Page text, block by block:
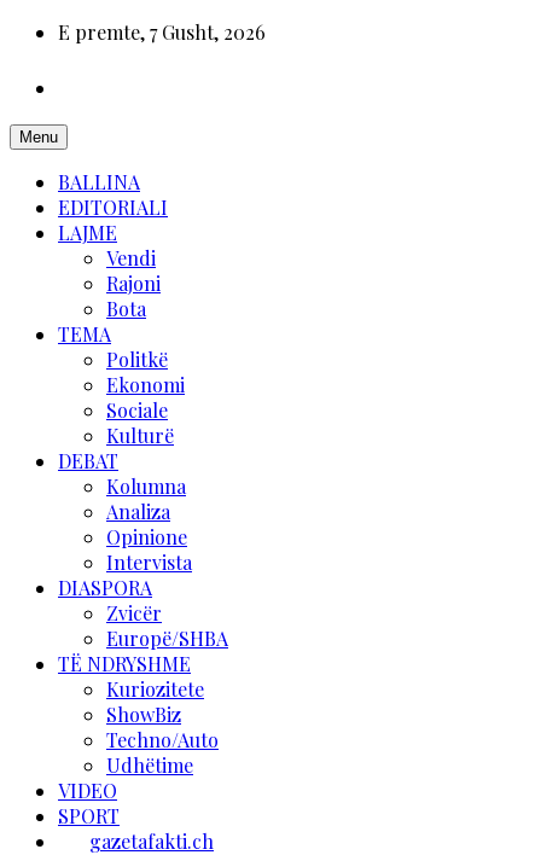
E premte, 7 Gusht, 2026
Menu
BALLINA
EDITORIALI
LAJME
Vendi
Rajoni
Bota
TEMA
Politkë
Ekonomi
Sociale
Kulturë
DEBAT
Kolumna
Analiza
Opinione
Intervista
DIASPORA
Zvicër
Europë/SHBA
TË NDRYSHME
Kuriozitete
ShowBiz
Techno/Auto
Udhëtime
VIDEO
SPORT
gazetafakti.ch